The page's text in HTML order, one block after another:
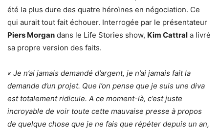
été la plus dure des quatre héroïnes en négociation. Ce
qui aurait tout fait échouer. Interrogée par le présentateur
Piers Morgan dans le Life Stories show, Kim Cattral a livré
sa propre version des faits.
« Je n’ai jamais demandé d’argent, je n’ai jamais fait la
demande d’un projet. Que l’on pense que je suis une diva
est totalement ridicule. A ce moment-là, c’est juste
incroyable de voir toute cette mauvaise presse à propos
de quelque chose que je ne fais que répéter depuis un an,